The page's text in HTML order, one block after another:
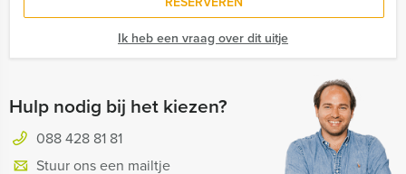
Ik heb een vraag over dit uitje
Hulp nodig bij het kiezen?
088 428 81 81
Stuur ons een mailtje